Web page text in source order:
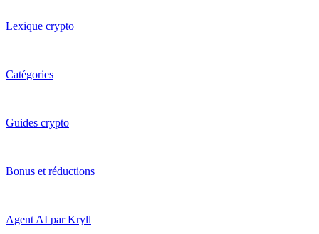
Lexique crypto
Catégories
Guides crypto
Bonus et réductions
Agent AI par Kryll